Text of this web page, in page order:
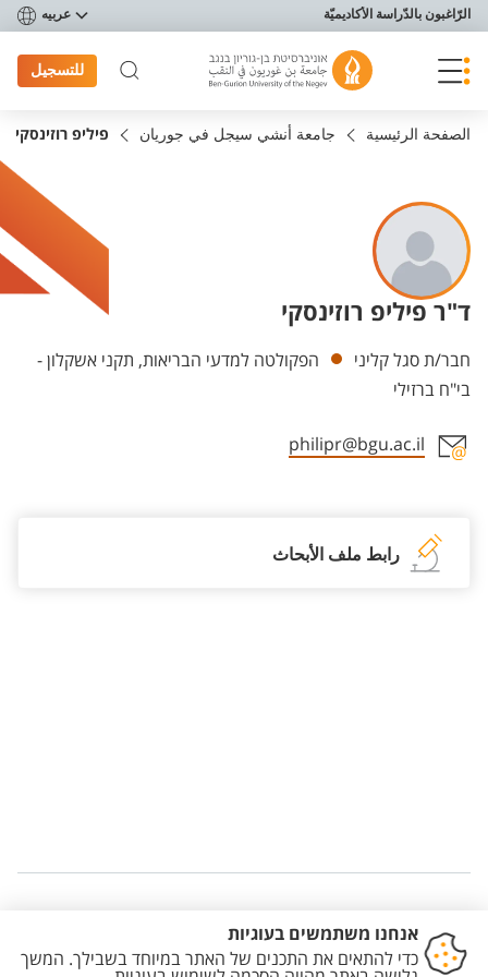
תפריט נגישות
الرّاغبون بالدّراسة الأكاديميّة عربيه
للتسجيل
الصفحة الرئيسية جامعة أنشي سيجل في جوريان פיליפ רוזינסקי
ד"ר פיליפ רוזינסקי
Departments
חבר/ת סגל קליני
הפקולטה למדעי הבריאות, תקני אשקלון -
בי"ח ברזילי
philipr@bgu.ac.il
رابط ملف الأبحاث